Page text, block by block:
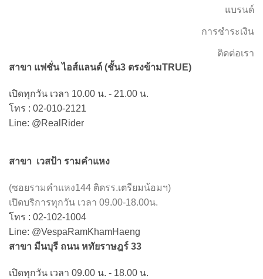
แบรนด์
การชำระเงิน
ติดต่อเรา
สาขา แฟชั่น ไอส์แลนด์ (ชั้น3 ตรงข้ามTRUE)
เปิดทุกวัน เวลา 10.00 น. - 21.00 น.
โทร : 02-010-2121
Line: @RealRider
สาขา เวสป้า รามคำแหง
(ซอยรามคำแหง144 ติดรร.เตรียมน้อมฯ)
เปิดบริการทุกวัน เวลา 09.00-18.00น.
โทร : 02-102-1004
Line: @VespaRamKhamHaeng
สาขา มีนบุรี ถนน หทัยราษฎร์ 33
เปิดทุกวัน เวลา 09.00 น. - 18.00 น.